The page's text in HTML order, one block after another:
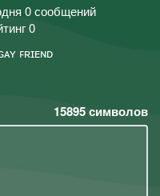
0 сообщений
0
ꜰʀɪᴇɴᴅ
15895символов